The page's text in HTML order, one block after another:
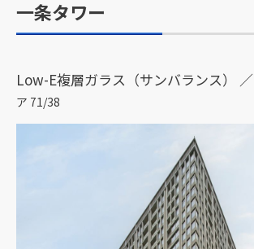
一条タワー
Low-E複層ガラス（サンバランス） ／
ア 71/38